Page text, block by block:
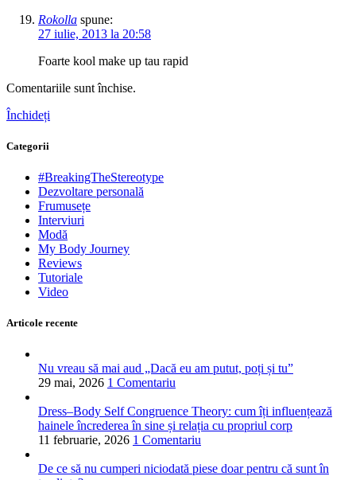
Rokolla spune:
27 iulie, 2013 la 20:58
Foarte kool make up tau rapid
Comentariile sunt închise.
Închideți
Categorii
#BreakingTheStereotype
Dezvoltare personală
Frumusețe
Interviuri
Modă
My Body Journey
Reviews
Tutoriale
Video
Articole recente
Nu vreau să mai aud „Dacă eu am putut, poți și tu”
29 mai, 2026 1 Comentariu
Dress–Body Self Congruence Theory: cum îți influențează
hainele încrederea în sine și relația cu propriul corp
11 februarie, 2026 1 Comentariu
De ce să nu cumperi niciodată piese doar pentru că sunt în